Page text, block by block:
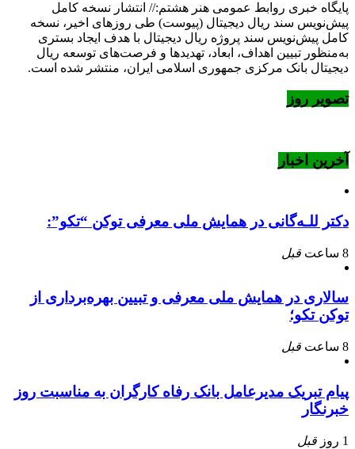
پایگاه خبری روابط عمومی هنر هشتم:// انتشار نسخه کامل
پیش‌نویس سند ریال دیجیتال (پیوست) طی روزهای اخیر، نسخه
کامل پیش‌نویس سند پروژه ریال دیجیتال با هدف ایجاد بستری
به‌منظور تبیین اهداف، ابعاد، تهدیدها و فرصت‌های توسعه ریال
دیجیتال بانک مرکزی جمهوری اسلامی ایران، منتشر شده است.
تصویر روز
آخرین اخبار
دکتر للـه‌گانی در همایش ملی معرفی توکن “تکو”:
8 ساعت قبل
سالاری در همایش ملی معرفی و تبیین بهره‌برداری از
توکن تکو؛
8 ساعت قبل
پیام تبریک مدیرعامل بانک رفاه کارگران به مناسبت روز
خبرنگار
1 روز قبل